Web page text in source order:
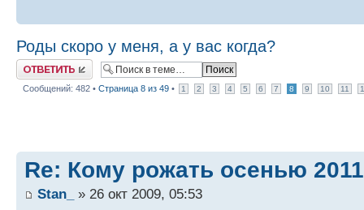
Роды скоро у меня, а у вас когда?
Ответить
Сообщений: 482 • Страница 8 из 49 • 1 2 3 4 5 6 7 8 9 10 11
Re: Кому рожать осенью
Stan_ » 26 окт 2009, 05:53